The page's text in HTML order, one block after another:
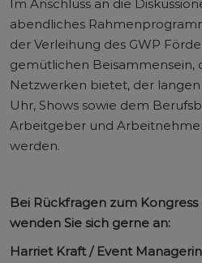
Im Anschluss an die
abendliches
der Verleihung des GWP
gemütlichen Beisammensein,
Netzwerken bietet, der
Uhr, Shows sowie dem
Arbeitgeber und
werden.
Bei Rückfragen zum
wenden Sie sich gerne an:
Harriet Kraft / Event